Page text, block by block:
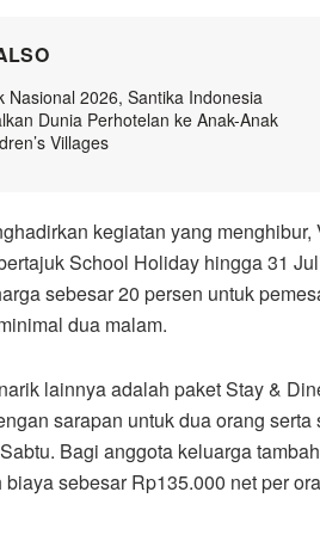
Nasional 2026, Santika Indonesia
Dunia Perhotelan ke Anak-Anak
Villages
kegiatan yang
School Holiday hingga 31
sebesar 20 persen untuk
dua malam.
lainnya adalah paket Stay &
sarapan untuk dua orang
Bagi anggota keluarga
biaya sebesar Rp135.000 net per